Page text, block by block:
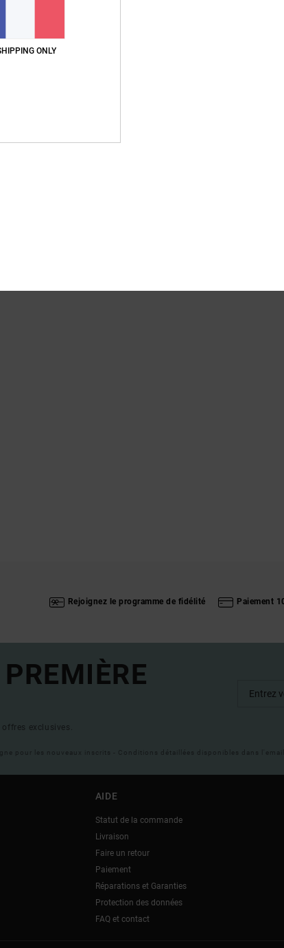
Rejoignez le programme de fidélité Paiement
exclusives.
pour les nouveaux inscrits - Conditions détaillées disponibles dans
AIDE
Statut de la commande
Livraison
Faire un retour
Paiement
Réparations et Garanties
Protection des données
FAQ et contact
ONLY